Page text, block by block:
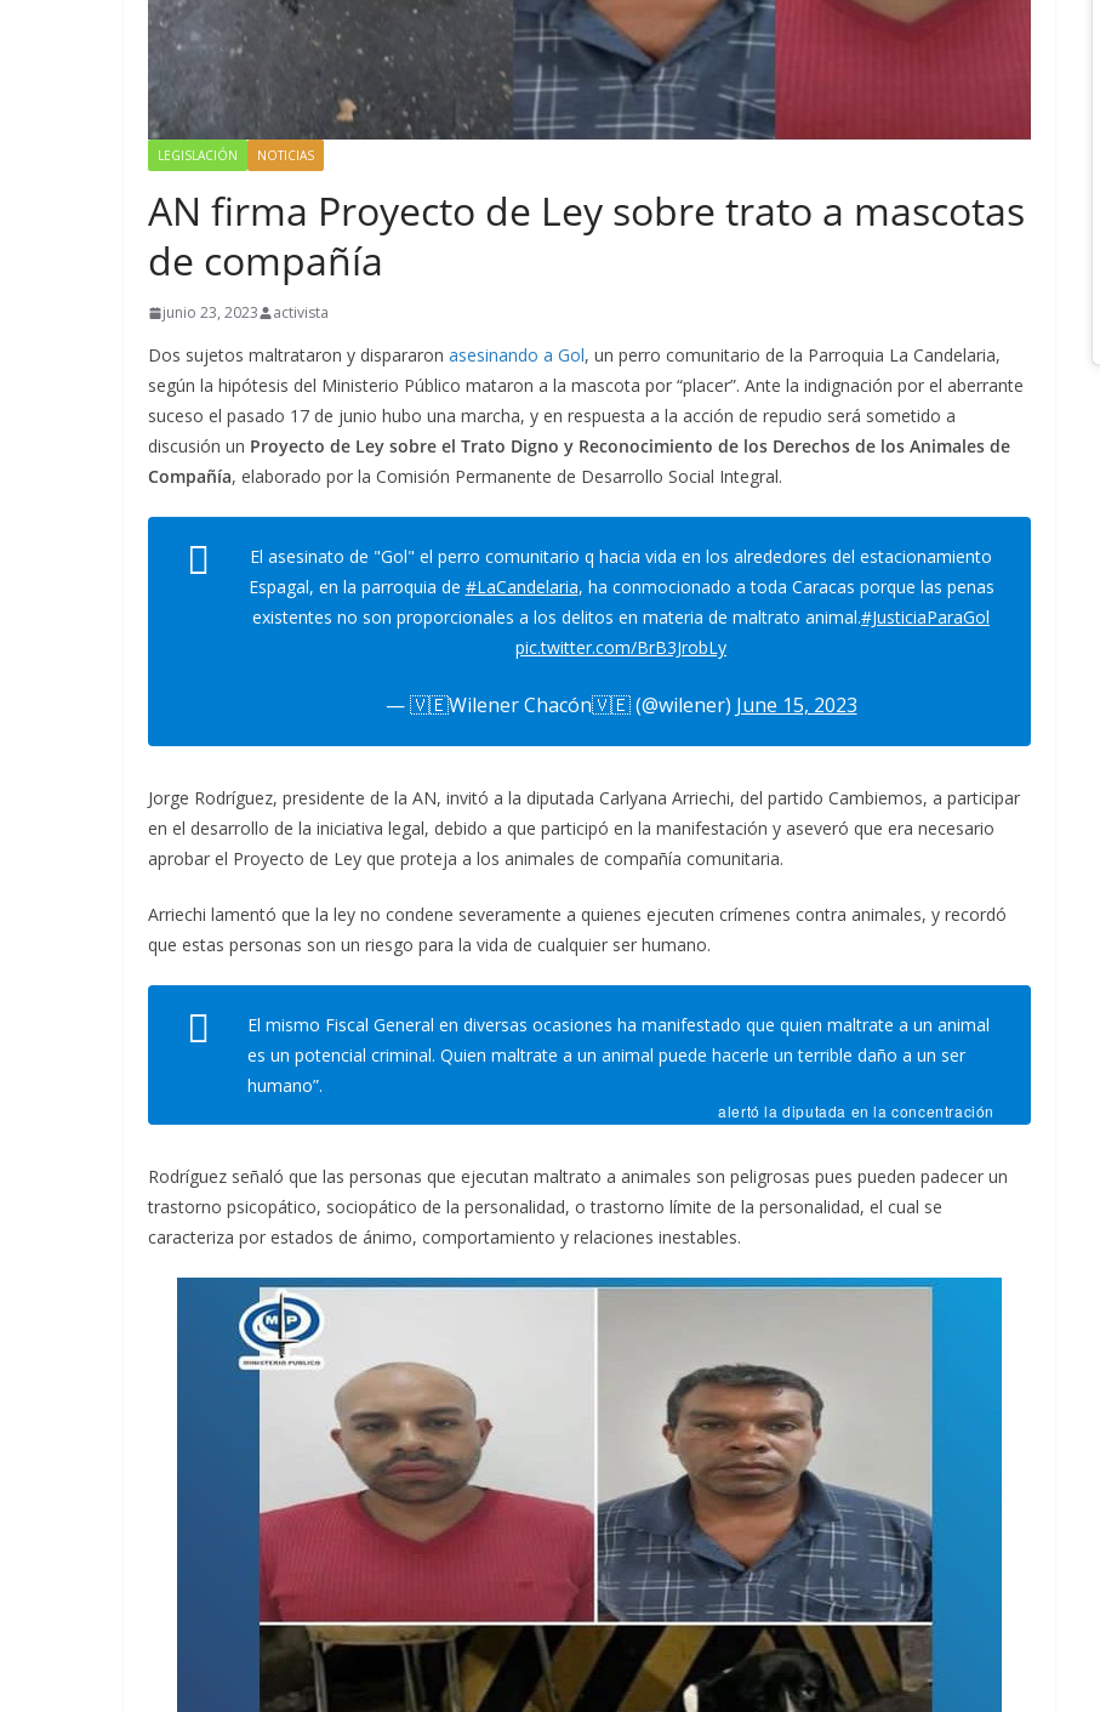
LEGISLACIÓN NOTICIAS
AN firma Proyecto de Ley sobre trato a mascotas
de compañía
junio 23, 2023 activista
Dos sujetos maltrataron y dispararon asesinando a Gol, un perro comunitario de la Parroquia La Candelaria,
según la hipótesis del Ministerio Público mataron a la mascota por “placer”. Ante la indignación por el aberrante
suceso el pasado 17 de junio hubo una marcha, y en respuesta a la acción de repudio será sometido a
discusión un Proyecto de Ley sobre el Trato Digno y Reconocimiento de los Derechos de los Animales de
Compañía, elaborado por la Comisión Permanente de Desarrollo Social Integral.
El asesinato de "Gol" el perro comunitario q hacia vida en los alrededores del estacionamiento
Espagal, en la parroquia de #LaCandelaria, ha conmocionado a toda Caracas porque las penas
existentes no son proporcionales a los delitos en materia de maltrato animal.#JusticiaParaGol
pic.twitter.com/BrB3JrobLy
— 🇻🇪Wilener Chacón🇻🇪 (@wilener) June 15, 2023
Jorge Rodríguez, presidente de la AN, invitó a la diputada Carlyana Arriechi, del partido Cambiemos, a participar
en el desarrollo de la iniciativa legal, debido a que participó en la manifestación y aseveró que era necesario
aprobar el Proyecto de Ley que proteja a los animales de compañía comunitaria.
Arriechi lamentó que la ley no condene severamente a quienes ejecuten crímenes contra animales, y recordó
que estas personas son un riesgo para la vida de cualquier ser humano.
El mismo Fiscal General en diversas ocasiones ha manifestado que quien maltrate a un animal
es un potencial criminal. Quien maltrate a un animal puede hacerle un terrible daño a un ser
humano”.
alertó la diputada en la concentración
Rodríguez señaló que las personas que ejecutan maltrato a animales son peligrosas pues pueden padecer un
trastorno psicopático, sociopático de la personalidad, o trastorno límite de la personalidad, el cual se
caracteriza por estados de ánimo, comportamiento y relaciones inestables.